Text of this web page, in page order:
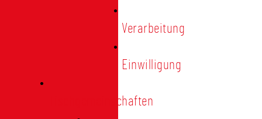
Verarbeitung
Einwilligung
Tischgemeinschaften